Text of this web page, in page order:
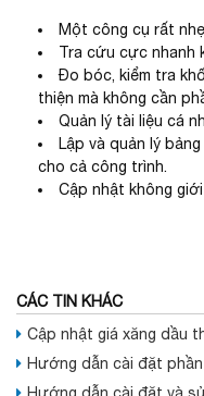
Một công cụ rất
Tra cứu cực nhanh
Đo bóc, kiểm tra
thiện mà không cần
Quản lý tài liệu cá
Lập và quản lý
cho cả công trình.
Cập nhật không giới
CÁC TIN KHÁC
Cập nhật giá xăng dầu
Hướng dẫn cài đặt
Hướng dẫn cài đặt và